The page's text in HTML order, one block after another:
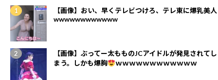
【画像】おい、早くテレビつけろ、テレ東に爆乳美人
wwwwwwwwwwww
【画像】ぶってー太もものJCアイドルが発見されてし
まう。しかも爆胸
ｗｗｗｗｗｗｗｗｗｗｗｗ